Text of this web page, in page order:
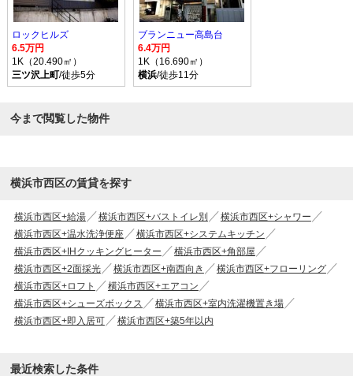
ロックヒルズ
6.5万円
1K（20.490㎡）
三ツ沢上町/徒歩5分
ブランニュー高島台
6.4万円
1K（16.690㎡）
横浜/徒歩11分
今まで閲覧した物件
横浜市西区の賃貸を探す
横浜市西区+給湯 横浜市西区+バストイレ別
横浜市西区+シャワー
横浜市西区+温水洗浄便座
横浜市西区+システムキッチン
横浜市西区+IHクッキングヒーター
横浜市西区+角部屋
横浜市西区+2面採光
横浜市西区+南西向き
横浜市西区+フローリング
横浜市西区+ロフト
横浜市西区+エアコン
横浜市西区+シューズボックス
横浜市西区+室内洗濯機置き場
横浜市西区+即入居可
横浜市西区+築5年以内
最近検索した条件